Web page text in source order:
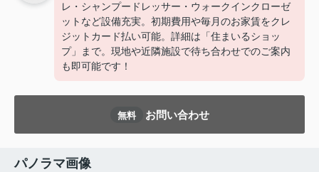
レ・シャンプードレッサー・ウォークインクローゼ
ットなど設備充実。初期費用や毎月のお家賃をクレ
ジットカード払い可能。詳細は「住まいるショッ
プ」まで。現地や近隣施設で待ち合わせでのご案内
も即可能です！
無料 お問い合わせ
パノラマ画像